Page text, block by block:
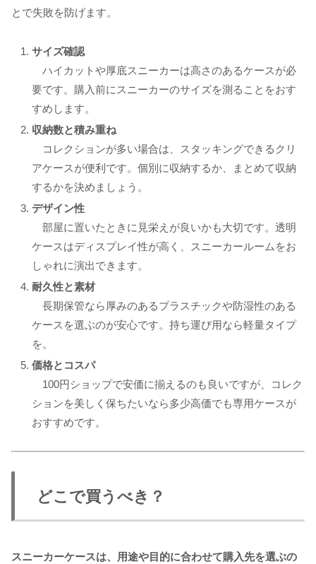
とで失敗を防げます。
サイズ確認
ハイカットや厚底スニーカーは高さのあるケースが必
要です。購入前にスニーカーのサイズを測ることをおす
すめします。
収納数と積み重ね
コレクションが多い場合は、スタッキングできるクリ
アケースが便利です。個別に収納するか、まとめて収納
するかを決めましょう。
デザイン性
部屋に置いたときに見栄えが良いかも大切です。透明
ケースはディスプレイ性が高く、スニーカールームをお
しゃれに演出できます。
耐久性と素材
長期保管なら厚みのあるプラスチックや防湿性のある
ケースを選ぶのが安心です。持ち運び用なら軽量タイプ
を。
価格とコスパ
100円ショップで安価に揃えるのも良いですが、コレク
ションを美しく保ちたいなら多少高価でも専用ケースが
おすすめです。
どこで買うべき？
スニーカーケースは、用途や目的に合わせて購入先を選ぶの